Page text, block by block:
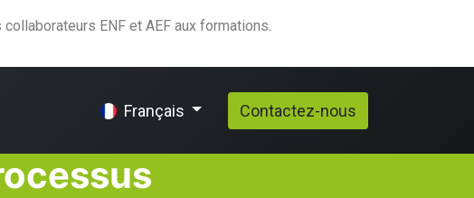
ENF et AEF aux formations.
Français Contactez-nous